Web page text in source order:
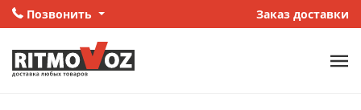
Позвонить Заказ доставки